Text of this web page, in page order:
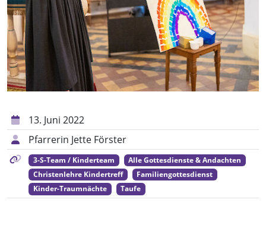
13. Juni 2022
Pfarrerin Jette Förster
3-S-Team / Kinderteam
Alle Gottesdienste & Andachten
Christenlehre Kindertreff
Familiengottesdienst
Kinder-Traumnächte
Taufe